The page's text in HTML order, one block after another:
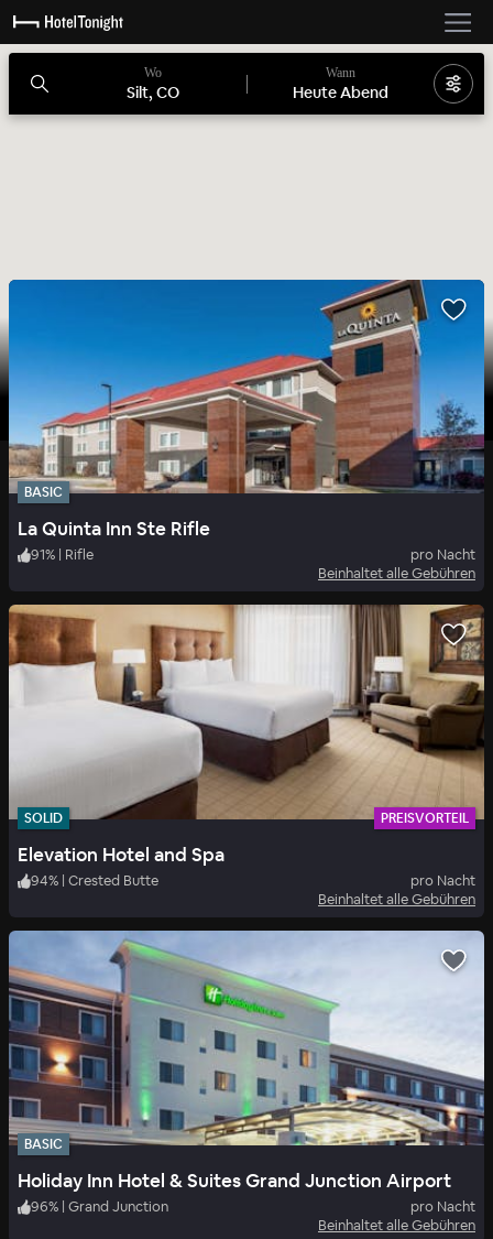
Wo
Silt, CO
Wann
Heute Abend
BASIC
La Quinta Inn Ste Rifle
91% | Rifle
pro Nacht
Beinhaltet alle Gebühren
SOLID PREISVORTEIL
Elevation Hotel and Spa
94% | Crested Butte
pro Nacht
Beinhaltet alle Gebühren
BASIC
Holiday Inn Hotel & Suites Grand Junction Airport
96% | Grand Junction
pro Nacht
Beinhaltet alle Gebühren